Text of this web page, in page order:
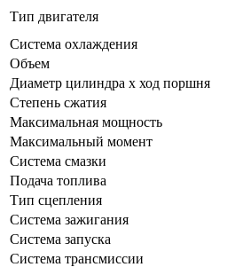
Тип двигателя
Система охлаждения
Объем
Диаметр цилиндра х ход поршня
Степень сжатия
Максимальная мощность
Максимальный момент
Система смазки
Подача топлива
Тип сцепления
Система зажигания
Система запуска
Система трансмиссии